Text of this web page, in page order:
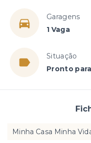
Garagens
1 Vaga
Situação
Pronto
Minha Casa Minha